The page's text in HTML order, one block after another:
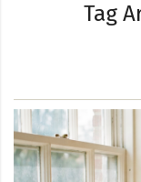
Tag